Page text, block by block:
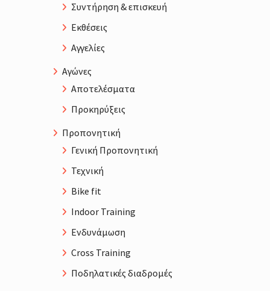
Συντήρηση & επισκευή
Εκθέσεις
Αγγελίες
Αγώνες
Αποτελέσματα
Προκηρύξεις
Προπονητική
Γενική Προπονητική
Τεχνική
Bike fit
Indoor Training
Ενδυνάμωση
Cross Training
Ποδηλατικές διαδρομές